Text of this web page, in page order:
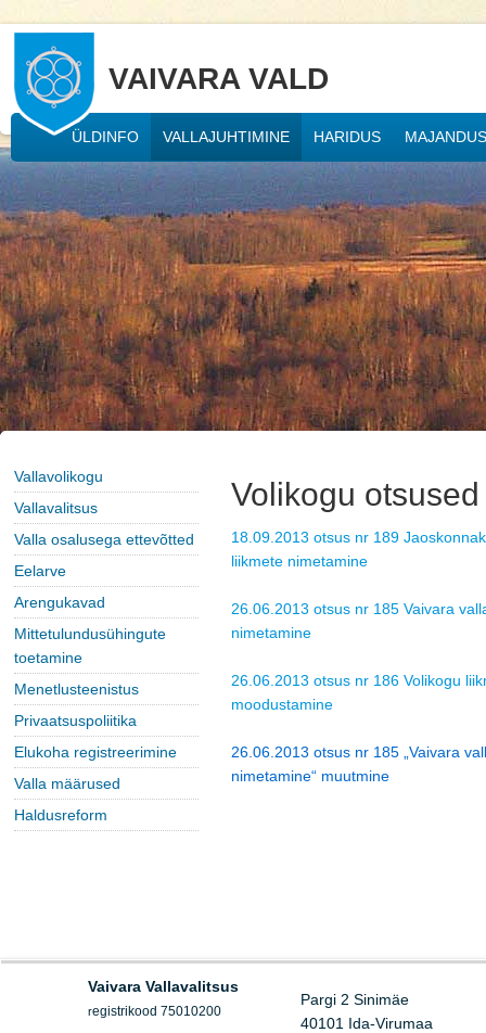
VAIVARA VALD
ÜLDINFO VALLAJUHTIMINE HARIDUS MAJANDUS
Vallavolikogu
Vallavalitsus
Valla osalusega ettevõtted
Eelarve
Arengukavad
Mittetulundusühingute
toetamine
Menetlusteenistus
Privaatsuspoliitika
Elukoha registreerimine
Valla määrused
Haldusreform
Volikogu
18.09.2013 otsus nr 189
liikmete nimetamine
26.06.2013 otsus nr 185 Vaivara
nimetamine
26.06.2013 otsus nr 186 Volikogu
moodustamine
26.06.2013 otsus nr 185 „Vaivara
nimetamine“ muutmine
Vaivara Vallavalitsus
registrikood 75010200
Pargi 2 Sinimäe
40101 Ida-Virumaa